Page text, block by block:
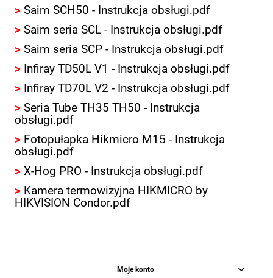
> Saim SCH50 - Instrukcja obsługi.pdf
> Saim seria SCL - Instrukcja obsługi.pdf
> Saim seria SCP - Instrukcja obsługi.pdf
> Infiray TD50L V1 - Instrukcja obsługi.pdf
> Infiray TD70L V2 - Instrukcja obsługi.pdf
> Seria Tube TH35 TH50 - Instrukcja
obsługi.pdf
> Fotopułapka Hikmicro M15 - Instrukcja
obsługi.pdf
> X-Hog PRO - Instrukcja obsługi.pdf
> Kamera termowizyjna HIKMICRO by
HIKVISION Condor.pdf
Moje konto